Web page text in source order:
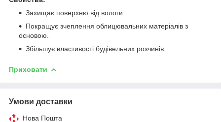
Захищає поверхню від вологи.
Покращує зчеплення облицювальних матеріалів з
основою.
Збільшує властивості будівельних розчинів.
Приховати
Умови доставки
Нова Пошта